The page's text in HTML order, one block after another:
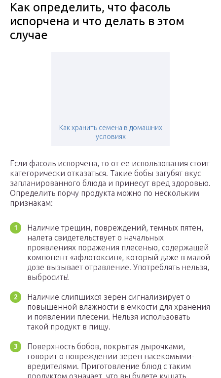
Как определить, что фасоль
испорчена и что делать в этом
случае
Как хранить семена в домашних
условиях
Если фасоль испорчена, то от ее использования стоит
категорически отказаться. Такие бобы загубят вкус
запланированного блюда и принесут вред здоровью.
Определить порчу продукта можно по нескольким
признакам:
Наличие трещин, повреждений, темных пятен,
налета свидетельствует о начальных
проявлениях поражения плесенью, содержащей
компонент «афлотоксин», который даже в малой
дозе вызывает отравление. Употреблять нельзя,
выбросить!
Наличие слипшихся зерен сигнализирует о
повышенной влажности в емкости для хранения
и появлении плесени. Нельзя использовать
такой продукт в пищу.
Поверхность бобов, покрытая дырочками,
говорит о повреждении зерен насекомыми-
вредителями. Приготовление блюд с таким
продуктом означает, что вы будете кушать